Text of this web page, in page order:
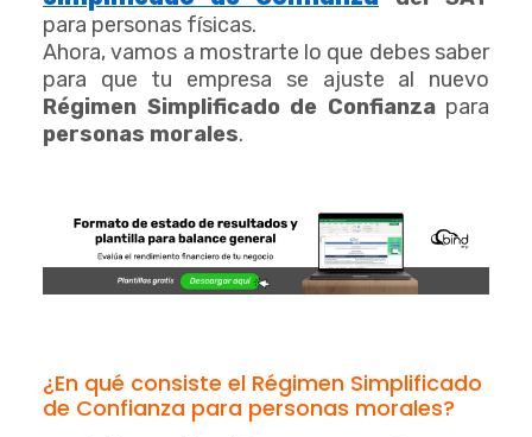
para personas físicas.
Ahora, vamos a mostrarte lo que debes saber
para que tu empresa se ajuste al nuevo
Régimen Simplificado de Confianza para
personas morales.
¿En qué consiste el Régimen Simplificado
de Confianza para personas morales?